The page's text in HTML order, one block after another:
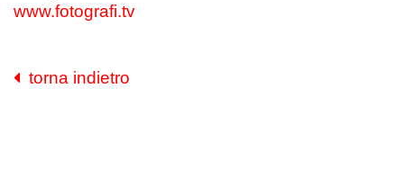
www.fotografi.tv
torna indietro